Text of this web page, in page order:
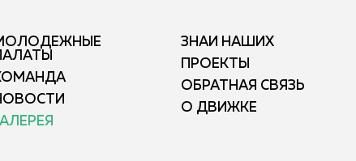
ПАЛАТЫ
ГАЛЕРЕЯ
ЗНАЙ НАШИХ
ПРОЕКТЫ
ОБРАТНАЯ СВЯЗЬ
О ДВИЖКЕ